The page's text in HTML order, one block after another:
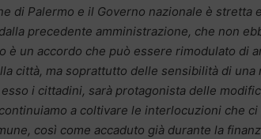
di Palermo e il Governo nazionale è stretta
precedente amministrazione, che non
è un accordo che può essere rimodulato di
città, ma soprattutto delle sensibilità di una
i cittadini, sarà protagonista delle
a coltivare le interlocuzioni che
così come accaduto già durante la